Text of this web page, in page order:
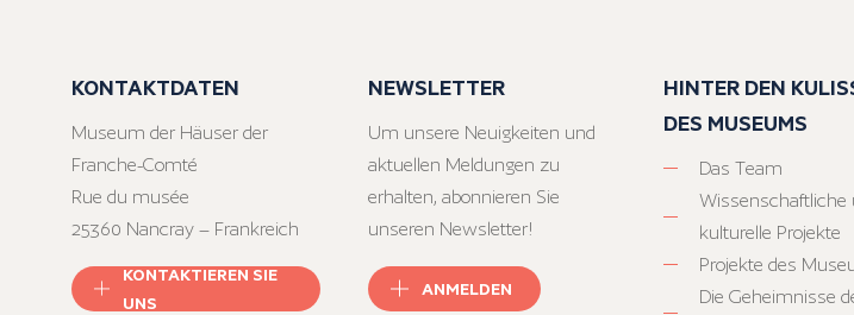
KONTAKTDATEN
Museum der Häuser der
Franche-Comté
Rue du musée
25360 Nancray – Frankreich
KONTAKTIEREN SIE
UNS
NEWSLETTER
Um unsere Neuigkeiten und
aktuellen Meldungen zu
erhalten, abonnieren Sie
unseren Newsletter!
ANMELDEN
HINTER DEN
DES MUSEUMS
Das Team
Wissenschaftliche
kulturelle Projekte
Projekte des
Die Geheimnisse